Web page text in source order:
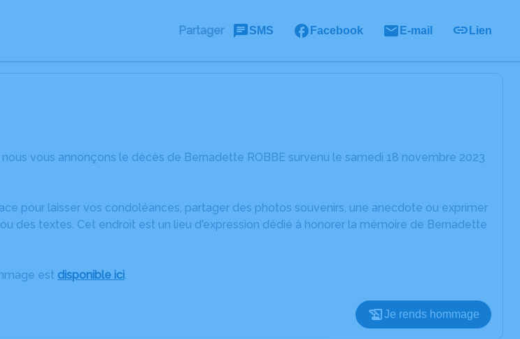
Partager SMS Facebook E-mail Lien
vous annonçons le décès de Bernadette ROBBE survenu le samedi 18 novembre 2023
pour laisser vos condoléances, partager des photos souvenirs, une anecdote ou exprimer
des textes. Cet endroit est un lieu d'expression dédié à honorer la mémoire de Bernadette
est disponible ici.
Je rends hommage